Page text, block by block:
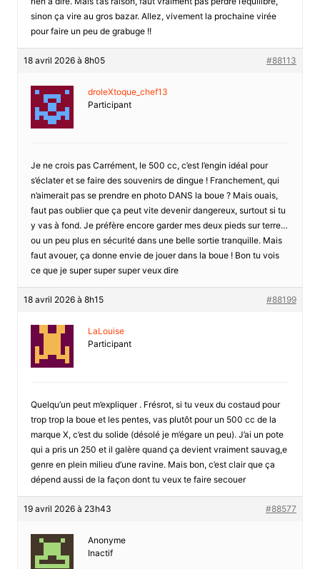
sinon ça vire au gros bazar. Allez, vivement la prochaine virée
pour faire un peu de grabuge !!
18 avril 2026 à 8h05 #88113
droleXtoque_chef13
Participant
Je ne crois pas Carrément, le 500 cc, c’est l’engin idéal pour
s’éclater et se faire des souvenirs de dingue ! Franchement, qui
n’aimerait pas se prendre en photo DANS la boue ? Mais ouais,
faut pas oublier que ça peut vite devenir dangereux, surtout si tu
y vas à fond. Je préfère encore garder mes deux pieds sur terre…
ou un peu plus en sécurité dans une belle sortie tranquille. Mais
faut avouer, ça donne envie de jouer dans la boue ! Bon tu vois
ce que je super super super veux dire
18 avril 2026 à 8h15 #88199
LaLouise
Participant
Quelqu’un peut m’expliquer . Frésrot, si tu veux du costaud pour
trop trop la boue et les pentes, vas plutôt pour un 500 cc de la
marque X, c’est du solide (désolé je m’égare un peu). J’ai un pote
qui a pris un 250 et il galère quand ça devient vraiment sauvag,e
genre en plein milieu d’une ravine. Mais bon, c’est clair que ça
dépend aussi de la façon dont tu veux te faire secouer
19 avril 2026 à 23h43 #88577
Anonyme
Inactif